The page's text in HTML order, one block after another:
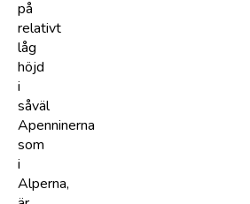
på
relativt
låg
höjd
i
såväl
Apenninerna
som
i
Alperna,